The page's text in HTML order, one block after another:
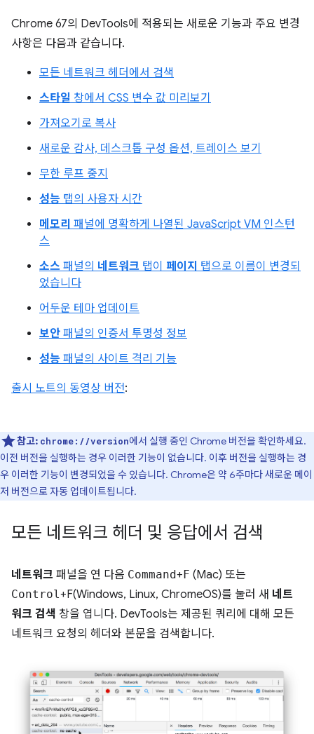
Chrome 67의 DevTools에 적용되는 새로운 기능과 주요 변경
사항은 다음과 같습니다.
모든 네트워크 헤더에서 검색
스타일 창에서 CSS 변수 값 미리보기
가져오기로 복사
새로운 감사, 데스크톱 구성 옵션, 트레이스 보기
무한 루프 중지
성능 탭의 사용자 시간
메모리 패널에 명확하게 나열된 JavaScript VM 인스턴
스
소스 패널의 네트워크 탭이 페이지 탭으로 이름이 변경되
었습니다
어두운 테마 업데이트
보안 패널의 인증서 투명성 정보
성능 패널의 사이트 격리 기능
출시 노트의 동영상 버전:
참고: chrome://version에서 실행 중인 Chrome 버전을 확인하세요.
이전 버전을 실행하는 경우 이러한 기능이 없습니다. 이후 버전을 실행하는 경
우 이러한 기능이 변경되었을 수 있습니다. Chrome은 약 6주마다 새로운 메이
저 버전으로 자동 업데이트됩니다.
모든 네트워크 헤더 및 응답에서 검색
네트워크 패널을 연 다음 Command+F (Mac) 또는
Control+F(Windows, Linux, ChromeOS)를 눌러 새 네트
워크 검색 창을 엽니다. DevTools는 제공된 쿼리에 대해 모든
네트워크 요청의 헤더와 본문을 검색합니다.